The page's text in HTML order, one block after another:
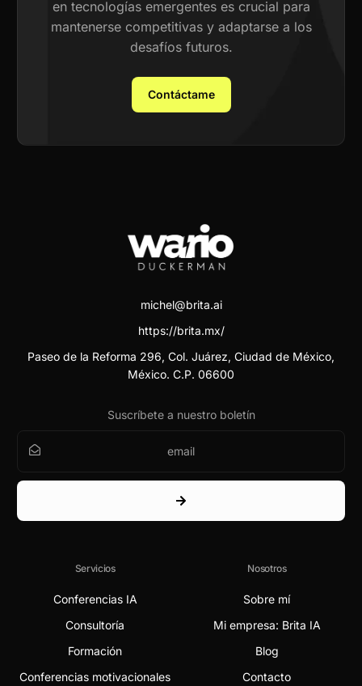
en tecnologías emergentes es crucial para
mantenerse competitivas y adaptarse a los
desafíos futuros.
Contáctame
michel@brita.ai
https://brita.mx/
Paseo de la Reforma 296, Col. Juárez, Ciudad de México,
México. C.P. 06600
Suscríbete a nuestro boletín
Servicios
Conferencias IA
Consultoría
Formación
Conferencias motivacionales
Nosotros
Sobre mí
Mi empresa: Brita IA
Blog
Contacto